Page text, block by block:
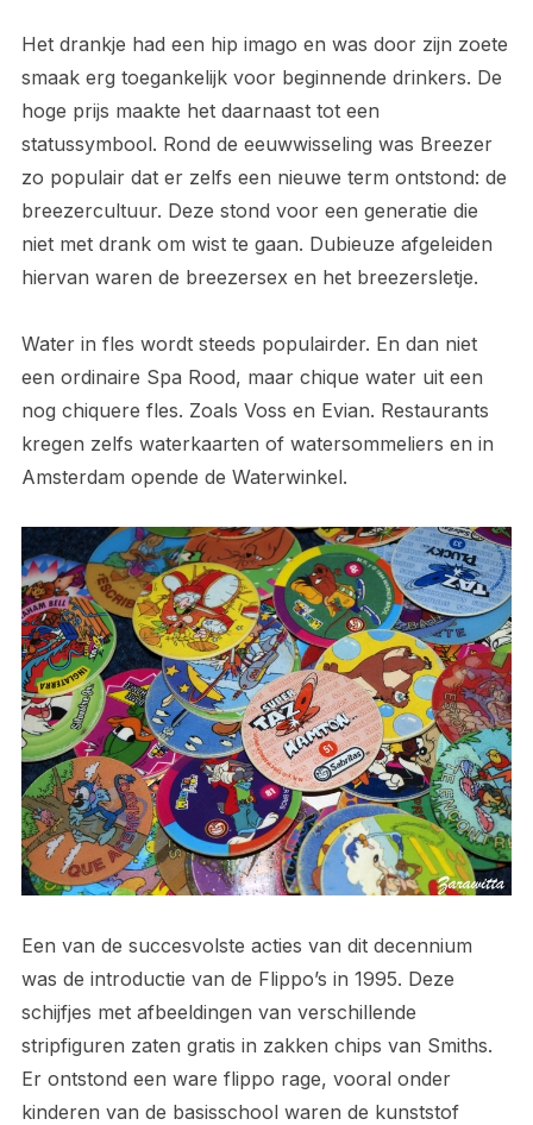
Het drankje had een hip imago en was door zijn zoete
smaak erg toegankelijk voor beginnende drinkers. De
hoge prijs maakte het daarnaast tot een
statussymbool. Rond de eeuwwisseling was Breezer
zo populair dat er zelfs een nieuwe term ontstond: de
breezercultuur. Deze stond voor een generatie die
niet met drank om wist te gaan. Dubieuze afgeleiden
hiervan waren de breezersex en het breezersletje.
Water in fles wordt steeds populairder. En dan niet
een ordinaire Spa Rood, maar chique water uit een
nog chiquere fles. Zoals Voss en Evian. Restaurants
kregen zelfs waterkaarten of watersommeliers en in
Amsterdam opende de Waterwinkel.
Een van de succesvolste acties van dit decennium
was de introductie van de Flippo’s in 1995. Deze
schijfjes met afbeeldingen van verschillende
stripfiguren zaten gratis in zakken chips van Smiths.
Er ontstond een ware flippo rage, vooral onder
kinderen van de basisschool waren de kunststof